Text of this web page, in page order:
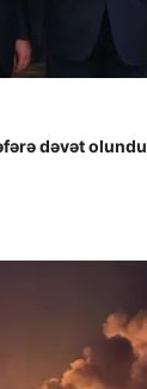
dəvət olundu